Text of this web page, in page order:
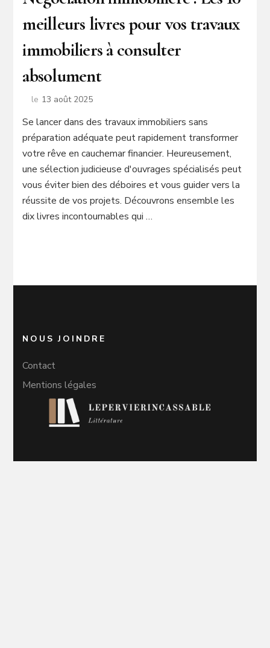
meilleurs livres pour vos travaux
immobiliers à consulter
absolument
le 13 août 2025
Se lancer dans des travaux immobiliers sans
préparation adéquate peut rapidement transformer
votre rêve en cauchemar financier. Heureusement,
une sélection judicieuse d'ouvrages spécialisés peut
vous éviter bien des déboires et vous guider vers la
réussite de vos projets. Découvrons ensemble les
dix livres incontournables qui …
NOUS JOINDRE
Contact
Mentions légales